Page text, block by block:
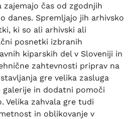
čas od zgodnjih
danes. Spremljajo jih arhivsko
ki so ali arhivski ali
posnetki izbranih
kiparskih del v Sloveniji in
zahtevnosti priprav na
gre velika zasluga
in dodatni pomoči
Velika zahvala gre tudi
in oblikovanje v